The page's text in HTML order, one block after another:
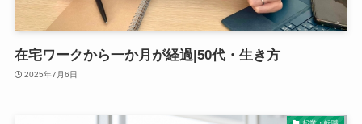
在宅ワークから一か月が経過|50代・生き方
2025年7月6日